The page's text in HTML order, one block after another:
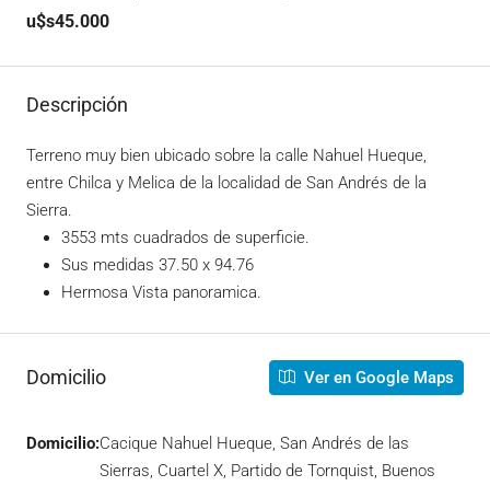
u$s45.000
Descripción
Terreno muy bien ubicado sobre la calle Nahuel Hueque,
entre Chilca y Melica de la localidad de San Andrés de la
Sierra.
3553 mts cuadrados de superficie.
Sus medidas 37.50 x 94.76
Hermosa Vista panoramica.
Domicilio Ver en Google Maps
Domicilio:Cacique Nahuel Hueque, San Andrés de las
Sierras, Cuartel X, Partido de Tornquist, Buenos